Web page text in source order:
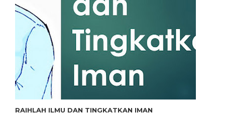
RAIHLAH ILMU DAN TINGKATKAN IMAN